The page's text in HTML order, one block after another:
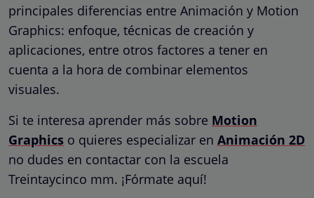
principales diferencias entre Animación y Motion
Graphics: enfoque, técnicas de creación y
aplicaciones, entre otros factores a tener en
cuenta a la hora de combinar elementos
visuales.
Si te interesa aprender más sobre Motion
Graphics o quieres especializar en Animación 2D
no dudes en contactar con la escuela
Treintaycinco mm. ¡Fórmate aquí!